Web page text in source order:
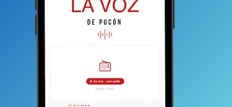
de la ciudad de Castro en Chiloé”, relata el
Bomberos nos caracteriza la solidaridad y ayudar al
a la cuenta corriente del
de Castro. Quienes transfieran o
en el que se avise